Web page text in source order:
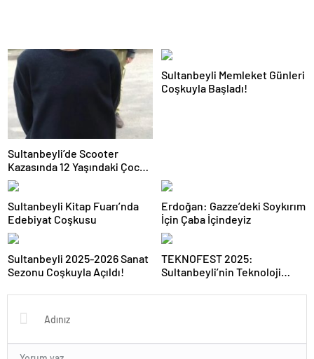
Sultanbeyli’de Scooter
Kazasında 12 Yaşındaki Çocuk
Hayatını Kaybetti
Sultanbeyli Memleket Günleri
Coşkuyla Başladı!
Sultanbeyli Kitap Fuarı’nda
Edebiyat Coşkusu
Erdoğan: Gazze’deki Soykırım
İçin Çaba İçindeyiz
Sultanbeyli 2025-2026 Sanat
Sezonu Coşkuyla Açıldı!
TEKNOFEST 2025:
Sultanbeyli’nin Teknoloji